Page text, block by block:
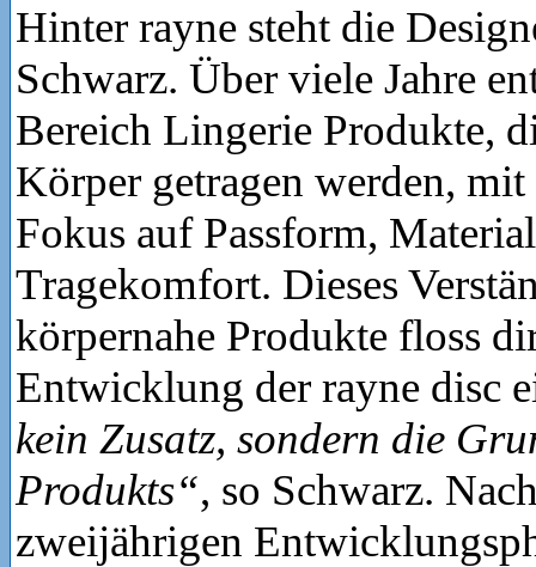
Hinter rayne steht die
Schwarz. Über viele Jahre
Bereich Lingerie Produkte,
Körper getragen werden, mit
Fokus auf Passform,
Tragekomfort. Dieses
körpernahe Produkte floss
Entwicklung der rayne disc
kein Zusatz, sondern die
Produkts“, so Schwarz.
zweijährigen